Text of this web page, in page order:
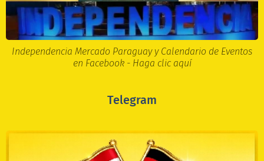
Independencia Mercado Paraguay y Calendario de Eventos
en Facebook - Haga clic aquí
Telegram